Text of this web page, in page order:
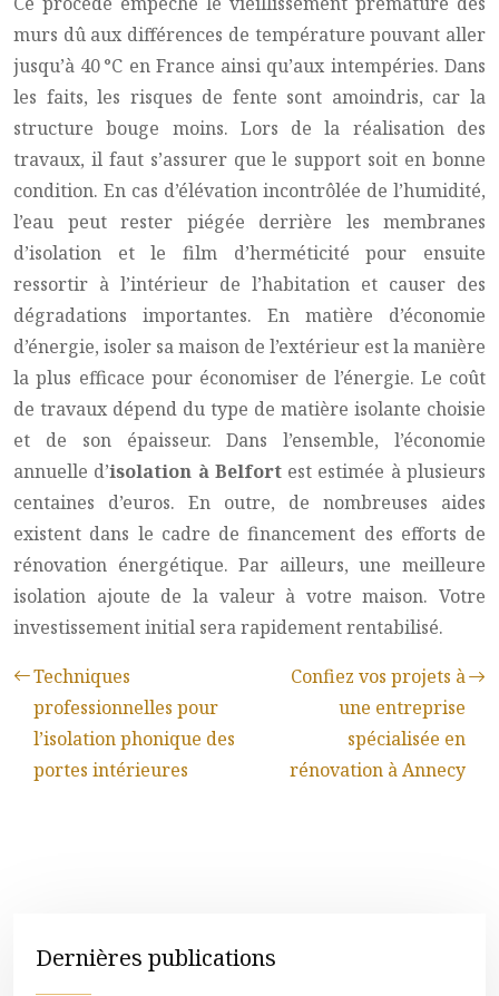
murs dû aux différences de température pouvant aller
jusqu’à 40 °C en France ainsi qu’aux intempéries. Dans
les faits, les risques de fente sont amoindris, car la
structure bouge moins. Lors de la réalisation des
travaux, il faut s’assurer que le support soit en bonne
condition. En cas d’élévation incontrôlée de l’humidité,
l’eau peut rester piégée derrière les membranes
d’isolation et le film d’herméticité pour ensuite
ressortir à l’intérieur de l’habitation et causer des
dégradations importantes. En matière d’économie
d’énergie, isoler sa maison de l’extérieur est la manière
la plus efficace pour économiser de l’énergie. Le coût
de travaux dépend du type de matière isolante choisie
et de son épaisseur. Dans l’ensemble, l’économie
annuelle d’isolation à Belfortest estimée à plusieurs
centaines d’euros. En outre, de nombreuses aides
existent dans le cadre de financement des efforts de
rénovation énergétique. Par ailleurs, une meilleure
isolation ajoute de la valeur à votre maison. Votre
investissement initial sera rapidement rentabilisé.
Techniques
professionnelles pour
l’isolation phonique des
portes intérieures
Confiez vos projets à
une entreprise
spécialisée en
rénovation à Annecy
Dernières publications